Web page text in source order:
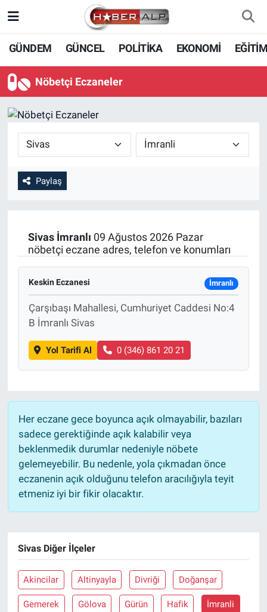
GÜNDEM GÜNCEL POLİTİKA EKONOMİ
Nöbetçi Eczaneler
Paylaş
Sivas İmranlı 09 Ağustos 2026 Pazar
nöbetçi eczane adres, telefon ve konumları
Keskin Eczanesi İmranlı
Çarşıbaşı Mahallesi, Cumhuriyet Caddesi No:4
B İmranlı Sivas
Yol Tarifi Al 0 (346) 861 20 21
Her eczane gece boyunca açık olmayabilir, bazıları
sadece gerektiğinde açık kalabilir veya
beklenmedik durumlar nedeniyle nöbete
gelemeyebilir. Bu nedenle, yola çıkmadan önce
eczanenin açık olduğunu telefon aracılığıyla teyit
etmeniz iyi bir fikir olacaktır.
Sivas Diğer İlçeler
Akincilar Altinyayla Divriği Doğanşar
Gemerek Gölova Gürün Hafik İmranli
Nöbetçi Eczaneler
Hava Durumu
Süper Lig Puan Durumu ve Fikstür
Haber Arşivi